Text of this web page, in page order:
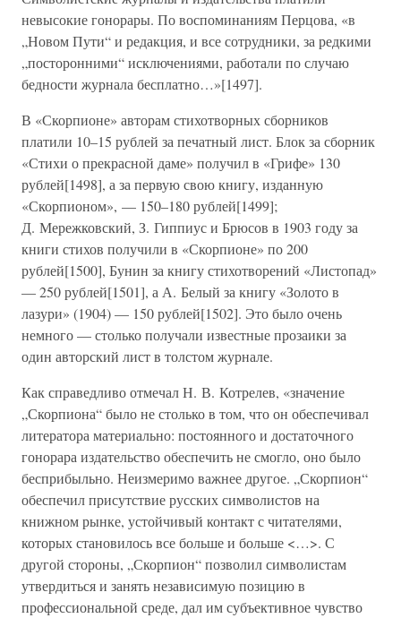
невысокие гонорары. По воспоминаниям Перцова, «в
„Новом Пути“ и редакция, и все сотрудники, за редкими
„посторонними“ исключениями, работали по случаю
бедности журнала бесплатно…»[1497].
В «Скорпионе» авторам стихотворных сборников
платили 10–15 рублей за печатный лист. Блок за сборник
«Стихи о прекрасной даме» получил в «Грифе» 130
рублей[1498], а за первую свою книгу, изданную
«Скорпионом», — 150–180 рублей[1499];
Д. Мережковский, З. Гиппиус и Брюсов в 1903 году за
книги стихов получили в «Скорпионе» по 200
рублей[1500], Бунин за книгу стихотворений «Листопад»
— 250 рублей[1501], а А. Белый за книгу «Золото в
лазури» (1904) — 150 рублей[1502]. Это было очень
немного — столько получали известные прозаики за
один авторский лист в толстом журнале.
Как справедливо отмечал Н. В. Котрелев, «значение
„Скорпиона“ было не столько в том, что он обеспечивал
литератора материально: постоянного и достаточного
гонорара издательство обеспечить не смогло, оно было
бесприбыльно. Неизмеримо важнее другое. „Скорпион“
обеспечил присутствие русских символистов на
книжном рынке, устойчивый контакт с читателями,
которых становилось все больше и больше <…>. С
другой стороны, „Скорпион“ позволил символистам
утвердиться и занять независимую позицию в
профессиональной среде, дал им субъективное чувство